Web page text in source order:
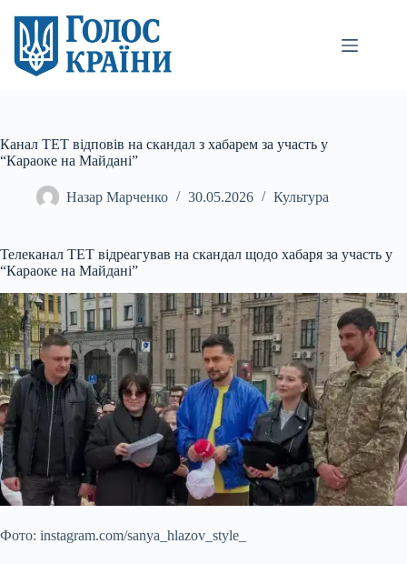
вмісту
Канал ТЕТ відповів на скандал з хабарем за участь у
“Караоке на Майдані”
Назар Марченко 30.05.2026 Культура
Телеканал ТЕТ відреагував на скандал щодо хабаря за участь у
“Караоке на Майдані”
Фото: instagram.com/sanya_hlazov_style_